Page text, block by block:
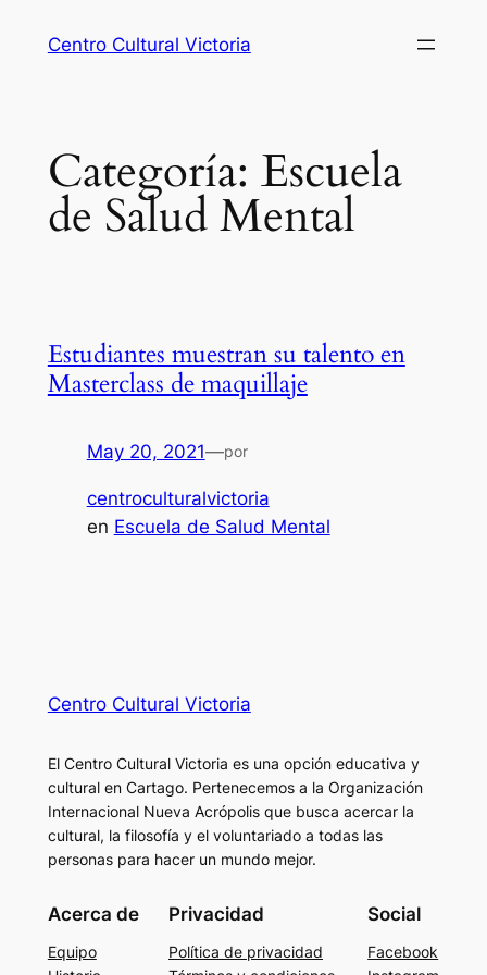
Centro Cultural Victoria
Categoría: Escuela
de Salud Mental
Estudiantes muestran su talento en
Masterclass de maquillaje
May 20, 2021—por
centroculturalvictoria
en Escuela de Salud Mental
Centro Cultural Victoria
El Centro Cultural Victoria es una opción educativa y
cultural en Cartago. Pertenecemos a la Organización
Internacional Nueva Acrópolis que busca acercar la
cultural, la filosofía y el voluntariado a todas las
personas para hacer un mundo mejor.
Acerca de
Equipo
Privacidad
Política de privacidad
Social
Facebook